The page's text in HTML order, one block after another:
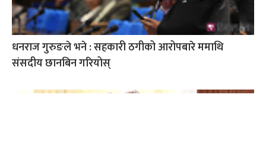
धनराज गुरुङले भने : सहकारी ठगीको आरोपबारे ममाथि
संसदीय छानबिन गरियोस्